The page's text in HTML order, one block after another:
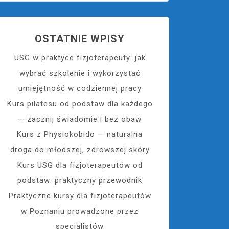
OSTATNIE WPISY
USG w praktyce fizjoterapeuty: jak
wybrać szkolenie i wykorzystać
umiejętność w codziennej pracy
Kurs pilatesu od podstaw dla każdego
— zacznij świadomie i bez obaw
Kurs z Physiokobido — naturalna
droga do młodszej, zdrowszej skóry
Kurs USG dla fizjoterapeutów od
podstaw: praktyczny przewodnik
Praktyczne kursy dla fizjoterapeutów
w Poznaniu prowadzone przez
specjalistów